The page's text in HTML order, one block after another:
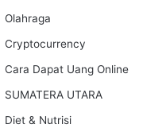
Olahraga
Cryptocurrency
Cara Dapat Uang Online
SUMATERA UTARA
Diet & Nutrisi